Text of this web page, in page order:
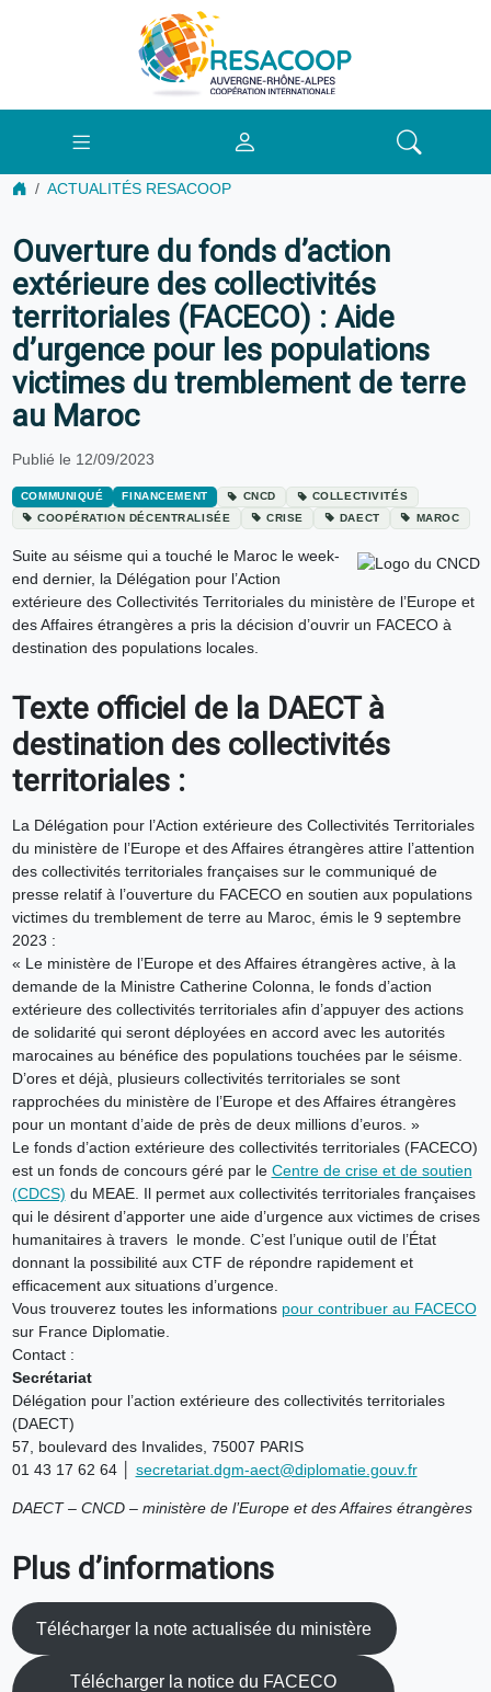
ACTUALITÉS RESACOOP
Ouverture du fonds d’action
extérieure des collectivités
territoriales (FACECO) : Aide
d’urgence pour les populations
victimes du tremblement de terre
au Maroc
Publié le 12/09/2023
COMMUNIQUÉ FINANCEMENT CNCD
COLLECTIVITÉS
COOPÉRATION DÉCENTRALISÉE
CRISE DAECT MAROC
Suite au séisme qui a touché le Maroc le week-
end dernier, la Délégation pour l’Action
extérieure des Collectivités Territoriales du ministère de l’Europe et
des Affaires étrangères a pris la décision d’ouvrir un FACECO à
destination des populations locales.
Texte officiel de la DAECT à
destination des collectivités
territoriales :
La Délégation pour l’Action extérieure des Collectivités Territoriales
du ministère de l’Europe et des Affaires étrangères attire l’attention
des collectivités territoriales françaises sur le communiqué de
presse relatif à l’ouverture du FACECO en soutien aux populations
victimes du tremblement de terre au Maroc, émis le 9 septembre
2023 :
« Le ministère de l’Europe et des Affaires étrangères active, à la
demande de la Ministre Catherine Colonna, le fonds d’action
extérieure des collectivités territoriales afin d’appuyer des actions
de solidarité qui seront déployées en accord avec les autorités
marocaines au bénéfice des populations touchées par le séisme.
D’ores et déjà, plusieurs collectivités territoriales se sont
rapprochées du ministère de l’Europe et des Affaires étrangères
pour un montant d’aide de près de deux millions d’euros. »
Le fonds d’action extérieure des collectivités territoriales (FACECO)
est un fonds de concours géré par le Centre de crise et de soutien
(CDCS) du MEAE. Il permet aux collectivités territoriales françaises
qui le désirent d’apporter une aide d’urgence aux victimes de crises
humanitaires à travers le monde. C’est l’unique outil de l’État
donnant la possibilité aux CTF de répondre rapidement et
efficacement aux situations d’urgence.
Vous trouverez toutes les informations pour contribuer au FACECO
sur France Diplomatie.
Contact :
Secrétariat
Délégation pour l’action extérieure des collectivités territoriales
(DAECT)
57, boulevard des Invalides, 75007 PARIS
01 43 17 62 64 │ secretariat.dgm-aect@diplomatie.gouv.fr
DAECT – CNCD – ministère de l’Europe et des Affaires étrangères
Plus d’informations
Télécharger la note actualisée du ministère
Télécharger la notice du FACECO